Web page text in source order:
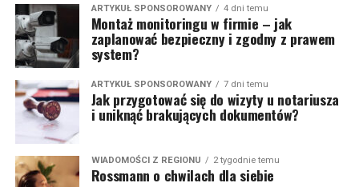
ARTYKUŁ SPONSOROWANY 4 dni temu
Montaż monitoringu w firmie – jak
zaplanować bezpieczny i zgodny z prawem
system?
ARTYKUŁ SPONSOROWANY 7 dni temu
Jak przygotować się do wizyty u notariusza
i uniknąć brakujących dokumentów?
WIADOMOŚCI Z REGIONU 2 tygodnie temu
Rossmann o chwilach dla siebie